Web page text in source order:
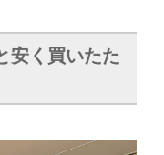
安く買いたた